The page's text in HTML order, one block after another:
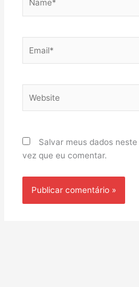
Salvar meus dados
vez que eu comentar.